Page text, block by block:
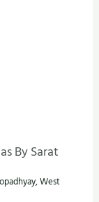
By Sarat
,West